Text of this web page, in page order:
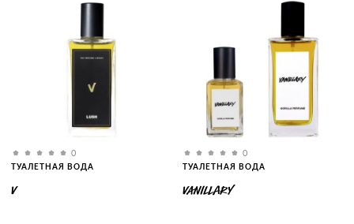
0
ТУАЛЕТНАЯ ВОДА
V
0
ТУАЛЕТНАЯ ВОДА
VANILLARY